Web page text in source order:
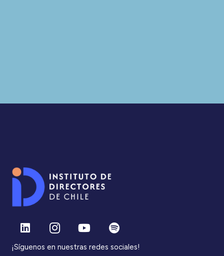
¡Síguenos en nuestras redes sociales!